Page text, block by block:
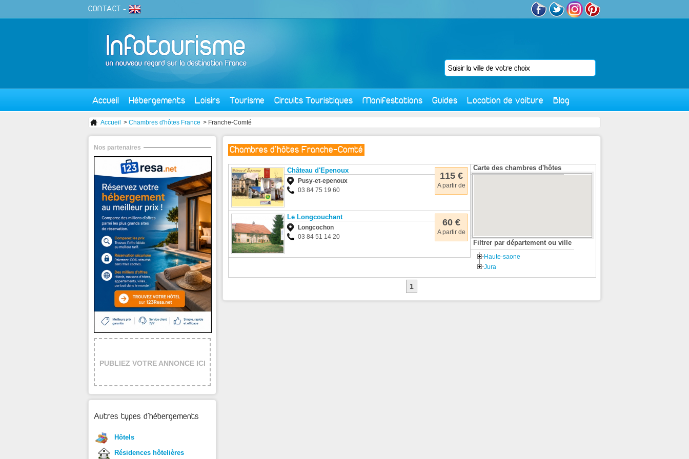
CONTACT -
Accueil Hébergements Loisirs Tourisme Circuits Touristiques Manifestations Guides Location de voiture Blog
Accueil > Chambres d'hôtes France > Franche-Comté
Chambres d'hôtes Franche-Comté
115 €
A partir de
Château d'Epenoux
Pusy-et-epenoux
03 84 75 19 60
60 €
A partir de
Le Longcouchant
Longcochon
03 84 51 14 20
Carte des chambres d'hôtes
Filtrer par département ou ville
Haute-saone
Jura
1
Nos partenaires
PUBLIEZ VOTRE ANNONCE ICI
Autres types d'hébergements
Hôtels
Résidences hôtelières